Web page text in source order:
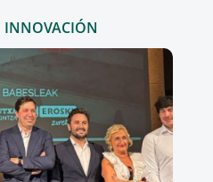
INNOVACIÓN